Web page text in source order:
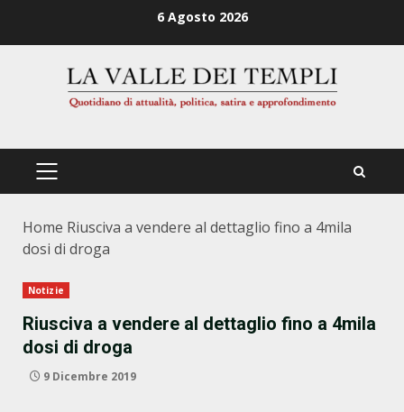
6 Agosto 2026
PRIMÄRES
Home Riusciva a vendere al dettaglio fino a 4mila
dosi di droga
Notizie
Riusciva a vendere al dettaglio fino a 4mila
dosi di droga
9 Dicembre 2019